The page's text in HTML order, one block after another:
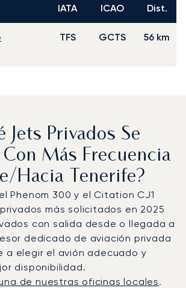
IATA ICAO Dist.
TFS GCTS 56 km
Jets Privados Se
Más Frecuencia
hacia Tenerife?
Phenom 300 y el Citation CJ1
más solicitados en 2025
con salida desde o llegada a
dedicado de aviación privada
a elegir el avión adecuado y
disponibilidad.
de nuestras oficinas locales.